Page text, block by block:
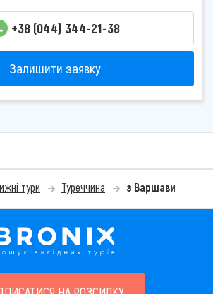
+38 (044) 344-21-38
Залишити заявку
тури Туреччина з Варшави